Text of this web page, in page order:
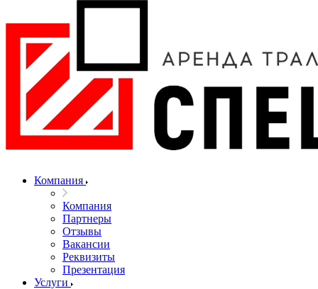
Компания
Компания
Партнеры
Отзывы
Вакансии
Реквизиты
Презентация
Услуги